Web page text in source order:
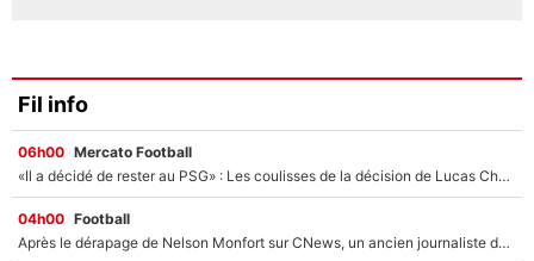
Fil info
06h00 Mercato Football
«Il a décidé de rester au PSG» : Les coulisses de la décision de Lucas Chevalier pour son transfert
04h00 Football
Après le dérapage de Nelson Monfort sur CNews, un ancien journaliste de France Télévisions relance la polémique sur les incendies en Gironde